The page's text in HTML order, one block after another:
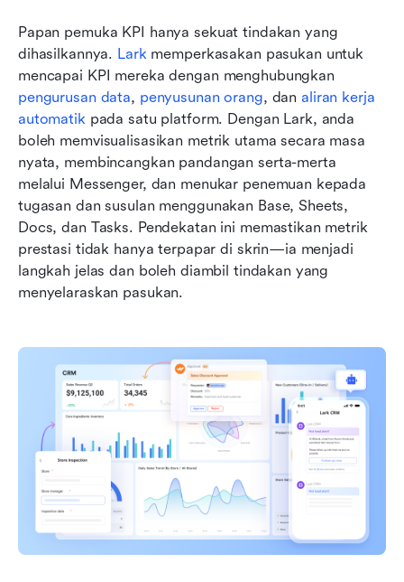
Papan pemuka KPI hanya sekuat tindakan yang
dihasilkannya. Lark memperkasakan pasukan untuk
pengurusan data, penyusunan orang, dan aliran kerja
automatik pada satu platform. Dengan Lark, anda
boleh memvisualisasikan metrik utama secara masa
nyata, membincangkan pandangan serta-merta
melalui Messenger, dan menukar penemuan kepada
tugasan dan susulan menggunakan Base, Sheets,
Docs, dan Tasks. Pendekatan ini memastikan metrik
prestasi tidak hanya terpapar di skrin—ia menjadi
langkah jelas dan boleh diambil tindakan yang
menyelaraskan pasukan.